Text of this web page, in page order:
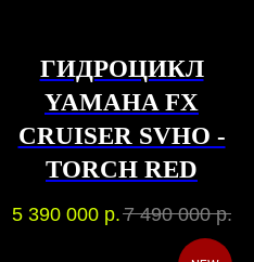
ГИДРОЦИКЛ
YAMAHA FX
CRUISER SVHO -
TORCH RED
5 390 000 р.7 490 000 р.